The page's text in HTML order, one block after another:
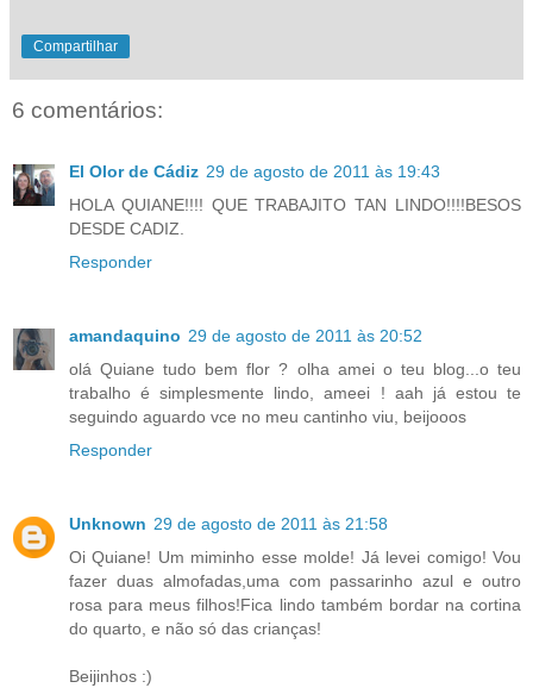
Compartilhar
6 comentários:
El Olor de Cádiz 29 de agosto de 2011 às 19:43
HOLA QUIANE!!!! QUE TRABAJITO TAN LINDO!!!!BESOS
DESDE CADIZ.
Responder
amandaquino 29 de agosto de 2011 às 20:52
olá Quiane tudo bem flor ? olha amei o teu blog...o teu
trabalho é simplesmente lindo, ameei ! aah já estou te
seguindo aguardo vce no meu cantinho viu, beijooos
Responder
Unknown 29 de agosto de 2011 às 21:58
Oi Quiane! Um miminho esse molde! Já levei comigo! Vou
fazer duas almofadas,uma com passarinho azul e outro
rosa para meus filhos!Fica lindo também bordar na cortina
do quarto, e não só das crianças!
Beijinhos :)